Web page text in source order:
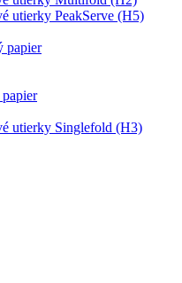
utierky PeakServe (H5)
papier
utierky Singlefold (H3)